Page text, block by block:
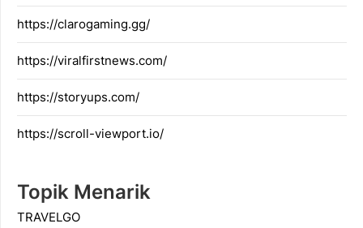
https://clarogaming.gg/
https://viralfirstnews.com/
https://storyups.com/
https://scroll-viewport.io/
Topik Menarik
TRAVELGO